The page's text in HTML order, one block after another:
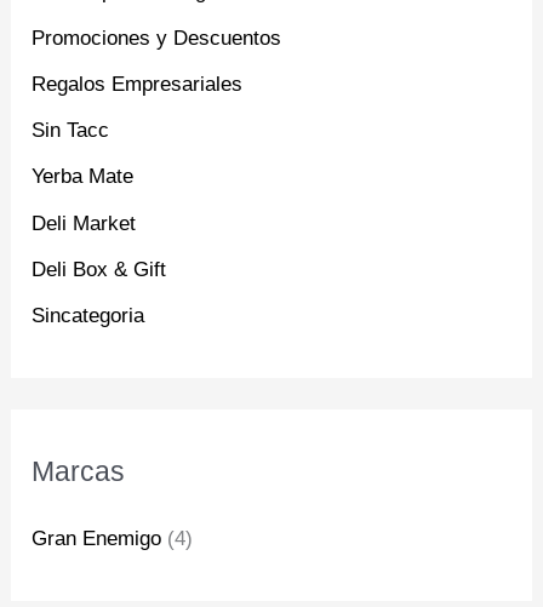
Promociones y Descuentos
Regalos Empresariales
Sin Tacc
Yerba Mate
Deli Market
Deli Box & Gift
Sincategoria
Marcas
Gran Enemigo (4)